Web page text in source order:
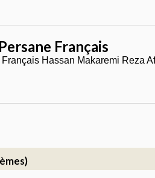
Français
Hassan Makaremi Reza